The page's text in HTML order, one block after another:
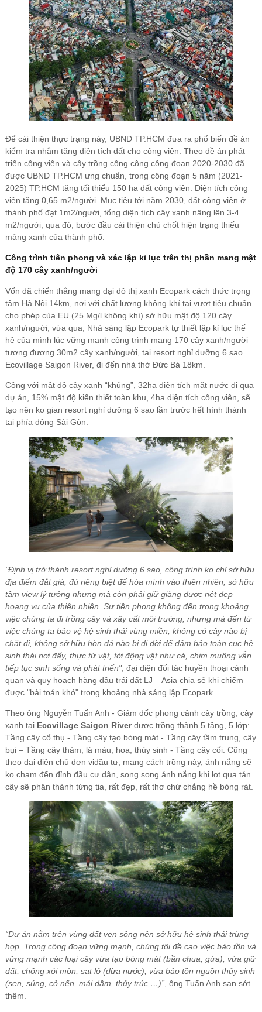
Để cải thiện thực trạng này, UBND TP.HCM đưa ra phổ biến đề án
kiểm tra nhằm tăng diện tích đất cho công viên. Theo đề án phát
triển công viên và cây trồng công cộng công đoạn 2020-2030 đã
được UBND TP.HCM ưng chuẩn, trong công đoạn 5 năm (2021-
2025) TP.HCM tăng tối thiểu 150 ha đất công viên. Diện tích công
viên tăng 0,65 m2/người. Mục tiêu tới năm 2030, đất công viên ở
thành phố đạt 1m2/người, tổng diện tích cây xanh nâng lên 3-4
m2/người, qua đó, bước đầu cải thiện chủ chốt hiện trạng thiếu
mảng xanh của thành phố.
Công trình tiên phong và xác lập kỉ lục trên thị phần mang mật
độ 170 cây xanh/người
Vốn đã chiến thắng mang đại đô thị xanh Ecopark cách thức trọng
tâm Hà Nội 14km, nơi với chất lượng không khí tại vượt tiêu chuẩn
cho phép của EU (25 Mg/l không khí) sở hữu mật độ 120 cây
xanh/người, vừa qua, Nhà sáng lập Ecopark tự thiết lập kỉ lục thế
hệ của mình lúc vững mạnh công trình mang 170 cây xanh/người –
tương đương 30m2 cây xanh/người, tại resort nghỉ dưỡng 6 sao
Ecovillage Saigon River, đi đến nhà thờ Đức Bà 18km.
Cộng với mật độ cây xanh “khủng”, 32ha diện tích mặt nước đi qua
dự án, 15% mật độ kiến thiết toàn khu, 4ha diện tích công viên, sẽ
tạo nên ko gian resort nghỉ dưỡng 6 sao lần trước hết hình thành
tại phía đông Sài Gòn.
"Định vị trở thành resort nghỉ dưỡng 6 sao, công trình ko chỉ sở hữu
địa điểm đắt giá, đủ riêng biệt để hòa mình vào thiên nhiên, sở hữu
tầm view lý tưởng nhưng mà còn phải giữ giàng được nét đẹp
hoang vu của thiên nhiên. Sự tiền phong không đến trong khoảng
việc chúng ta đi trồng cây và xây cất môi trường, nhưng mà đến từ
việc chúng ta bảo vệ hệ sinh thái vùng miền, không có cây nào bị
chặt đi, không sở hữu hòn đá nào bị di dời để đảm bảo toàn cục hệ
sinh thái nơi đấy, thực từ vật, tới động vật như cá, chim muông vẫn
tiếp tục sinh sống và phát triển", đại diện đối tác huyền thoại cảnh
quan và quy hoạch hàng đầu trái đất LJ – Asia chia sẻ khi chiếm
được "bài toán khó" trong khoảng nhà sáng lập Ecopark.
Theo ông Nguyễn Tuấn Anh - Giám đốc phong cảnh cây trồng, cây
xanh tại Ecovillage Saigon Riverđược trồng thành 5 tầng, 5 lớp:
Tầng cây cổ thụ - Tầng cây tạo bóng mát - Tầng cây tầm trung, cây
bụi – Tầng cây thảm, lá màu, hoa, thủy sinh - Tầng cây cối. Cũng
theo đại diện chủ đơn vịđầu tư, mang cách trồng này, ánh nắng sẽ
ko chạm đến đỉnh đầu cư dân, song song ánh nắng khi lọt qua tán
cây sẽ phân thành từng tia, rất đẹp, rất thơ chứ chẳng hề bỏng rát.
“Dự án nằm trên vùng đất ven sông nên sở hữu hệ sinh thái trùng
hợp. Trong công đoạn vững mạnh, chúng tôi đề cao việc bảo tồn và
vững mạnh các loại cây vừa tạo bóng mát (bần chua, gừa), vừa giữ
đất, chống xói mòn, sạt lở (dừa nước), vừa bảo tồn nguồn thủy sinh
(sen, súng, cỏ nến, mái dầm, thủy trúc,…)”, ông Tuấn Anh san sớt
thêm.